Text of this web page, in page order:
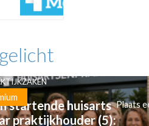
startende huisarts
praktijkhouder (5):
Plaats